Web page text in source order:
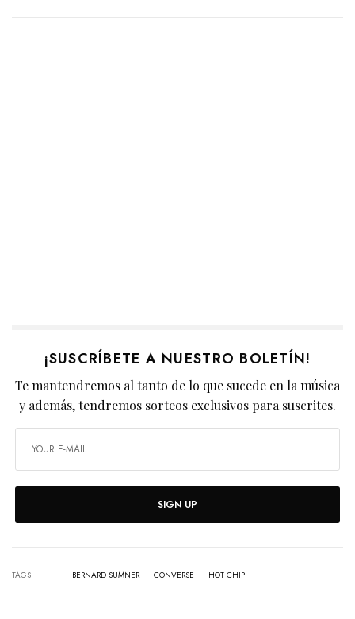
¡SUSCRÍBETE A NUESTRO BOLETÍN!
Te mantendremos al tanto de lo que sucede en la música
y además, tendremos sorteos exclusivos para suscrites.
SIGN UP
TAGS BERNARD SUMNER CONVERSE HOT CHIP